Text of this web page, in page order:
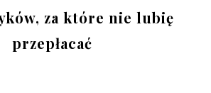
za które nie lubię
przepłacać